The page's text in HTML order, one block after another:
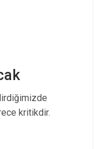
kritikdir.